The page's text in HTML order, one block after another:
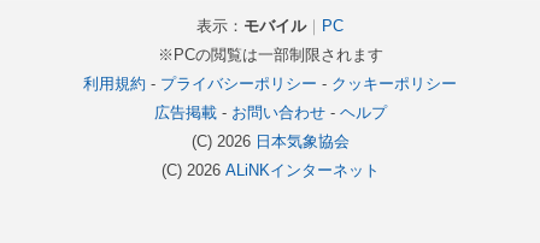
表示： モバイル｜
PC
※PCの閲覧は一部制限されます
利用規約 - プライバシーポリシー - クッキーポリシー
広告掲載- お問い合わせ- ヘルプ
(C) 2026 日本気象協会
(C) 2026 ALiNKインターネット